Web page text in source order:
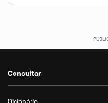
Consultar
Dicionário